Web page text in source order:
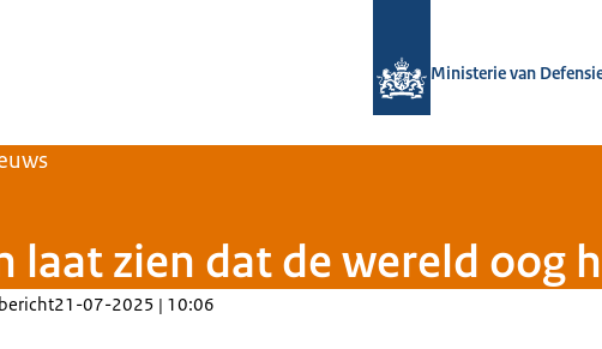
Ministerie van
zien dat de wereld oog
21-07-2025 | 10:06